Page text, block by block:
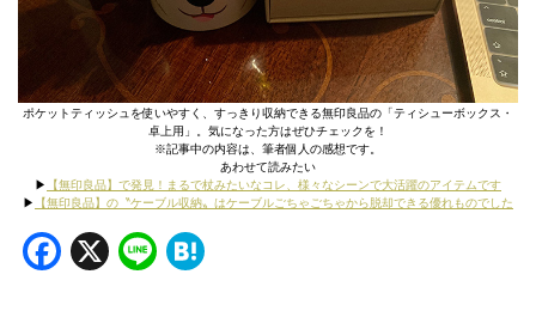
ポケットティッシュを使いやすく、すっきり収納できる無印良品の「ティシューボックス・
卓上用」。気になった方はぜひチェックを！
※記事中の内容は、筆者個人の感想です。
あわせて読みたい
▶︎
【無印良品】で発見！まるで杖みたいなコレ、様々なシーンで大活躍のアイテムです
▶︎
【無印良品】の〝ケーブル収納〟はケーブルごちゃごちゃから脱却できる優れものでした
Facebook
X Line